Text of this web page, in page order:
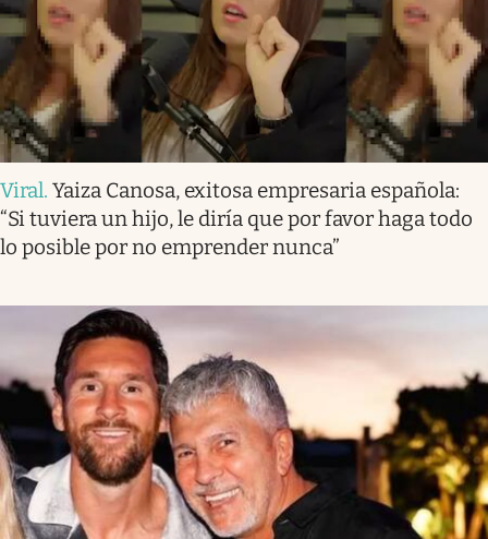
Viral. Yaiza Canosa, exitosa empresaria española:
“Si tuviera un hijo, le diría que por favor haga todo
lo posible por no emprender nunca”